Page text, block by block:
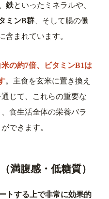
鉄といったミネラルや、
ミンB群 、そして腸の働
含まれています。
の約7倍、ビタミンB1は
。主食を玄米に置き換え
じて、これらの重要な
食生活全体の栄養バラ
できます。
満腹感・低糖質）
トする上で非常に効果的